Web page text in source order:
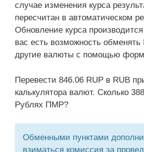
случае изменения курса
пересчитан в автоматическом
Обновление курса
вас есть возможность
другие валюты с помощью
Перевести 846.06 RUP в RUB
калькулятора валют. Сколько
Рублях ПМР?
Обменными пунктами
взиматься комиссия за